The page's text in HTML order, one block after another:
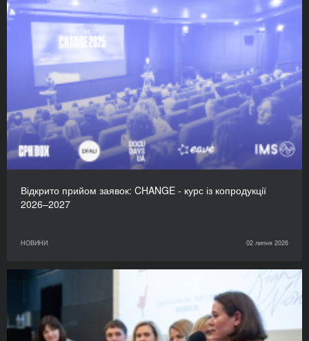
Відкрито прийом заявок: CHANGE - курс із копродукції
2026–2027
НОВИНИ 02 липня 2026